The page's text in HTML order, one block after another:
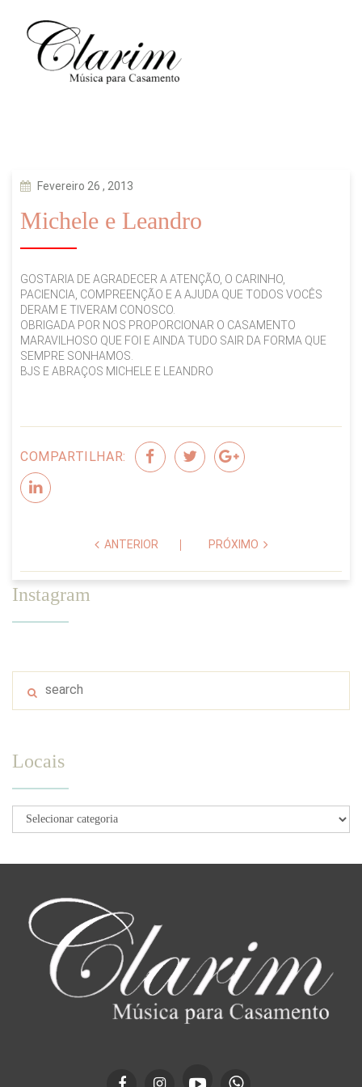
Fevereiro 26 , 2013
Michele e Leandro
GOSTARIA DE AGRADECER A ATENÇÃO, O CARINHO,
PACIENCIA, COMPREENÇÃO E A AJUDA QUE TODOS VOCÊS
DERAM E TIVERAM CONOSCO.
OBRIGADA POR NOS PROPORCIONAR O CASAMENTO
MARAVILHOSO QUE FOI E AINDA TUDO SAIR DA FORMA QUE
SEMPRE SONHAMOS.
BJS E ABRAÇOS MICHELE E LEANDRO
COMPARTILHAR:
ANTERIOR PRÓXIMO
Instagram
Locais